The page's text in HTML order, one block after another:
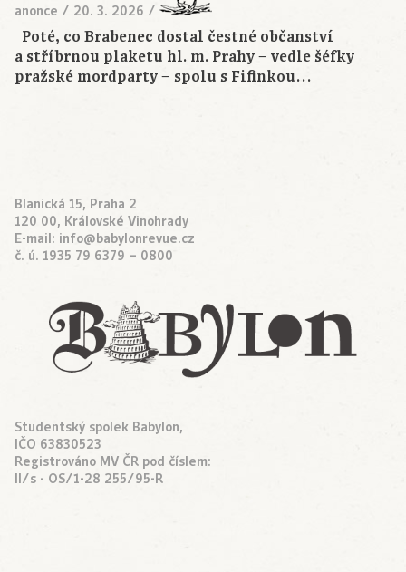
anonce / 20. 3. 2026 /
Poté, co Brabenec dostal čestné občanství
a stříbrnou plaketu hl. m. Prahy − vedle šéfky
pražské mordparty − spolu s Fifinkou…
Blanická 15, Praha 2
120 00, Královské Vinohrady
E-mail: info@babylonrevue.cz
č. ú. 1935 79 6379 – 0800
Studentský spolek Babylon,
IČO 63830523
Registrováno MV ČR pod číslem:
II/s - OS/1-28 255/95-R